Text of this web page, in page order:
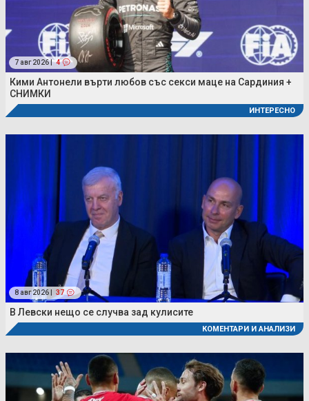
7 авг 2026 | 4
Кими Антонели върти любов със секси маце на Сардиния +
СНИМКИ
ИНТЕРЕСНО
8 авг 2026 | 37
В Левски нещо се случва зад кулисите
КОМЕНТАРИ И АНАЛИЗИ